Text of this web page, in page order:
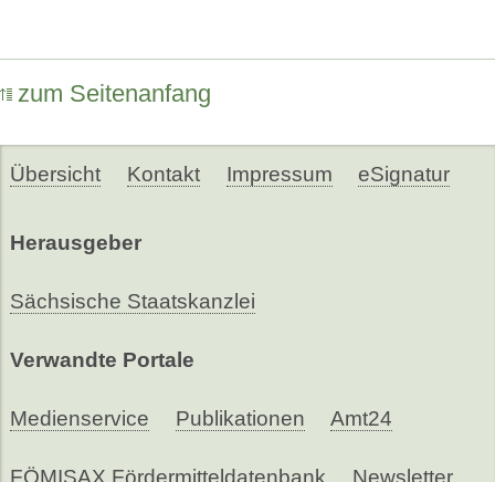
zum Seitenanfang
Übersicht Kontakt Impressum eSignatur
Herausgeber
Sächsische Staatskanzlei
Verwandte Portale
Medienservice Publikationen Amt24
FÖMISAX Fördermitteldatenbank Newsletter